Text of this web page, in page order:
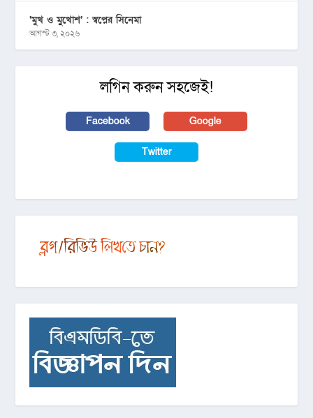
‘মুখ ও মু্খোশ’ : স্বপ্নের সিনেমা
আগস্ট ৩, ২০২৬
লগিন করুন সহজেই!
Facebook Google
Twitter